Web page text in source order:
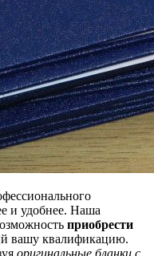
и удобнее. Наша
приобрести
вашу квалификацию.
оригинальные бланки с